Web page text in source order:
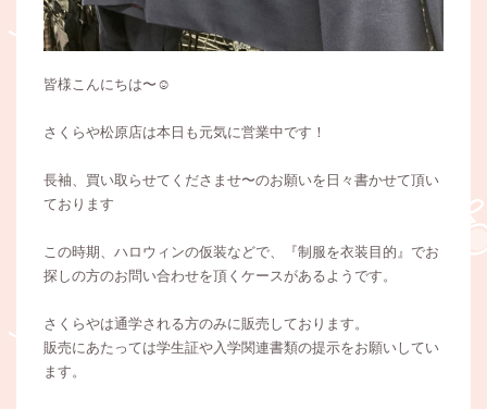
皆様こんにちは〜☺️
さくらや松原店は本日も元気に営業中です！
長袖、買い取らせてくださませ〜のお願いを日々書かせて頂い
ております
この時期、ハロウィンの仮装などで、『制服を衣装目的』でお
探しの方のお問い合わせを頂くケースがあるようです。
さくらやは通学される方のみに販売しております。
販売にあたっては学生証や入学関連書類の提示をお願いしてい
ます。